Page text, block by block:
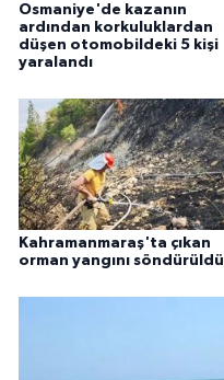
Osmaniye'de kazanın
ardından korkuluklardan
düşen otomobildeki 5 kişi
yaralandı
Kahramanmaraş'ta çıkan
orman yangını söndürüldü